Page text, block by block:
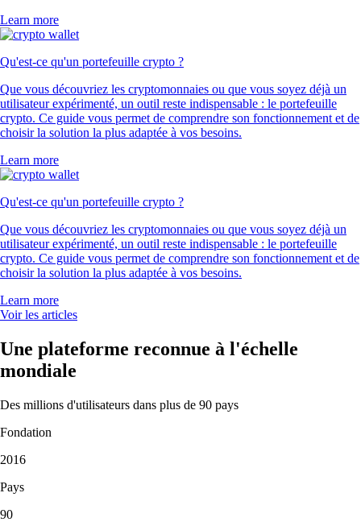
Learn more
Qu'est-ce qu'un portefeuille crypto ?
Que vous découvriez les cryptomonnaies ou que vous soyez déjà un
utilisateur expérimenté, un outil reste indispensable : le portefeuille
crypto. Ce guide vous permet de comprendre son fonctionnement et de
choisir la solution la plus adaptée à vos besoins.
Learn more
Qu'est-ce qu'un portefeuille crypto ?
Que vous découvriez les cryptomonnaies ou que vous soyez déjà un
utilisateur expérimenté, un outil reste indispensable : le portefeuille
crypto. Ce guide vous permet de comprendre son fonctionnement et de
choisir la solution la plus adaptée à vos besoins.
Learn more
Voir les articles
Une plateforme reconnue à l'échelle
mondiale
Des millions d'utilisateurs dans plus de 90 pays
Fondation
2016
Pays
90